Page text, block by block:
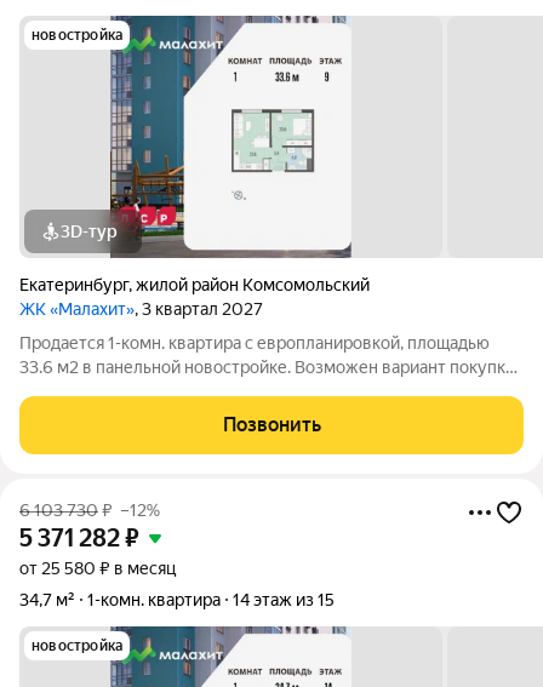
новостройка
3D-тур
Екатеринбург,жилой район Комсомольский
ЖК «Малахит», 3 квартал 2027
Продается 1-комн. квартира с европланировкой, площадью
33.6 м2 в панельной новостройке. Возможен вариант покупки
кухня 15.6 м2, отделка под ключ. Квартира располагается на 9
этаже 15-этажного
Позвонить
6 103 730₽ –12%
5 371 282₽
от 25 580 ₽ в месяц
34,7 м²
1-комн. квартира 14 этаж из 15
новостройка